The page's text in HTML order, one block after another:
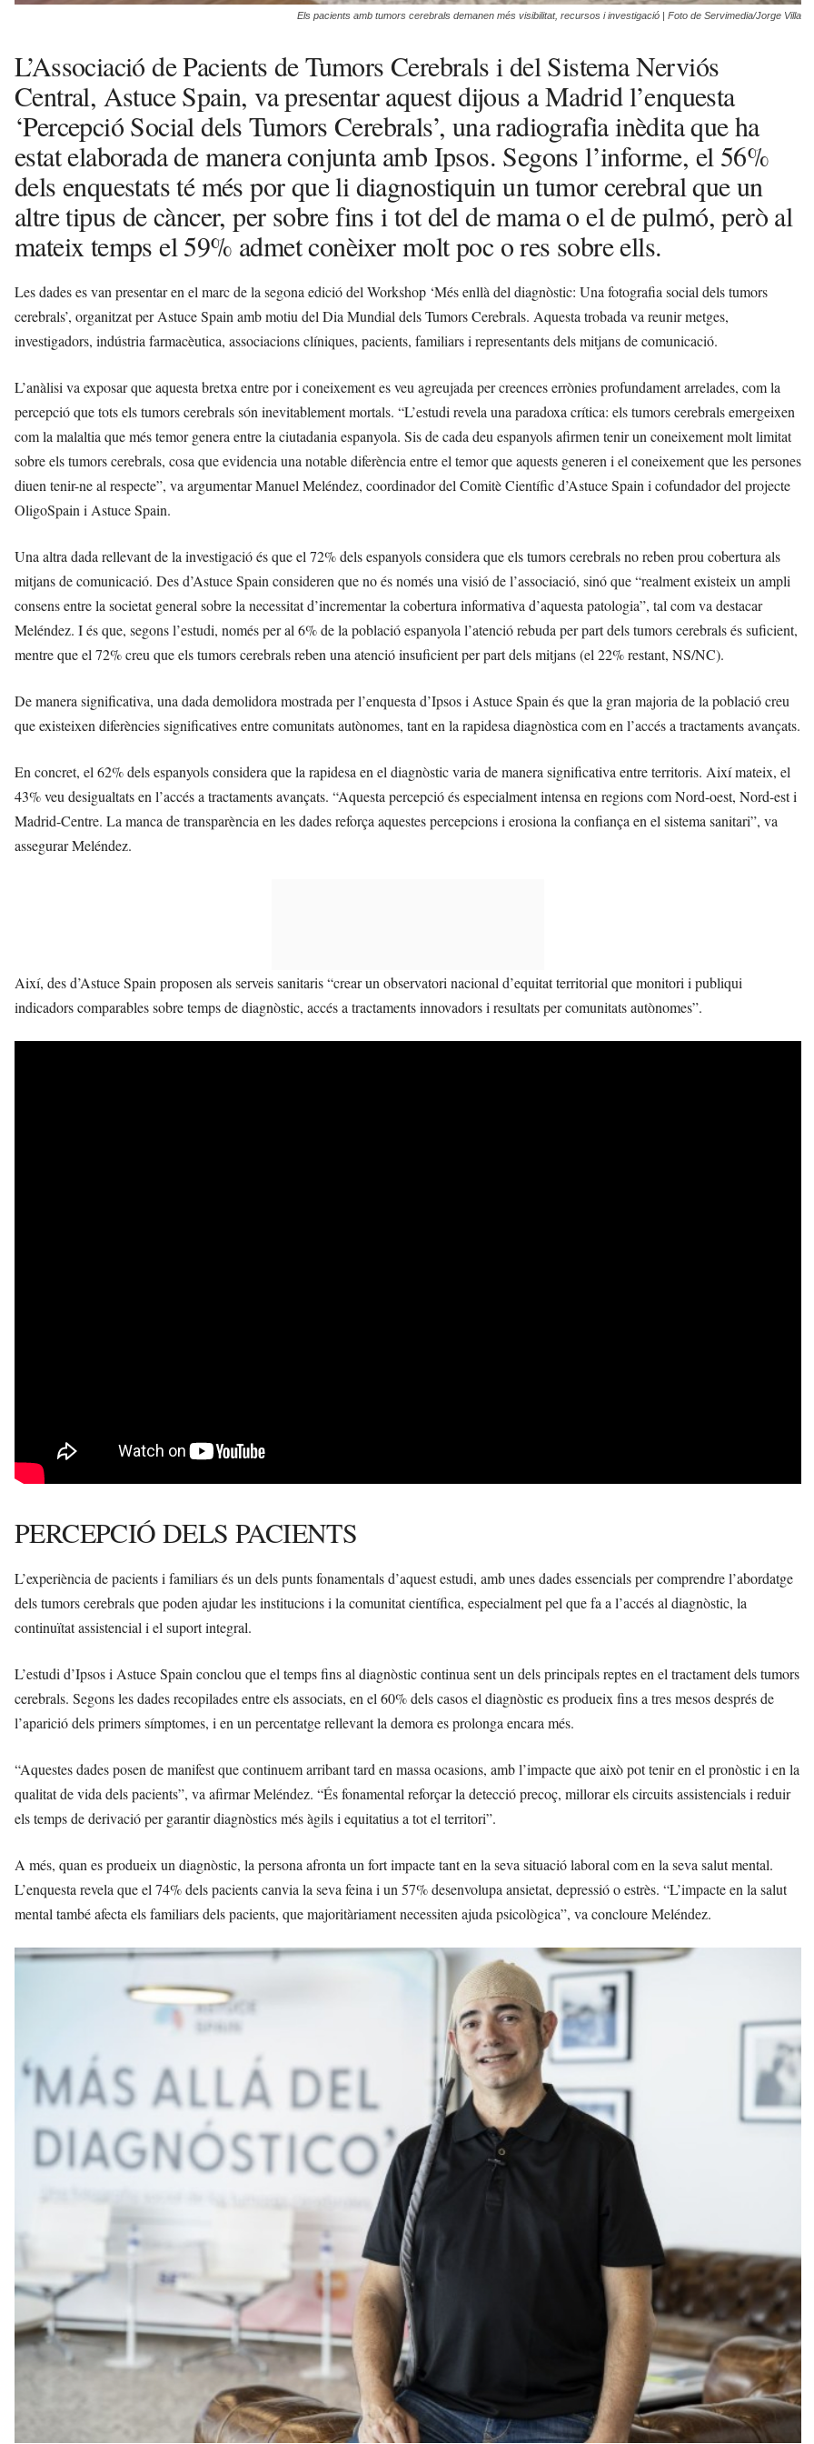
Els pacients amb tumors cerebrals demanen més visibilitat, recursos i investigació | Foto de Servimedia/Jorge Villa
L’Associació de Pacients de Tumors Cerebrals i del Sistema Nerviós
Central, Astuce Spain, va presentar aquest dijous a Madrid l’enquesta
‘Percepció Social dels Tumors Cerebrals’, una radiografia inèdita que ha
estat elaborada de manera conjunta amb Ipsos. Segons l’informe, el 56%
dels enquestats té més por que li diagnostiquin un tumor cerebral que un
altre tipus de càncer, per sobre fins i tot del de mama o el de pulmó, però al
mateix temps el 59% admet conèixer molt poc o res sobre ells.
Les dades es van presentar en el marc de la segona edició del Workshop ‘Més enllà del diagnòstic: Una fotografia social dels tumors
cerebrals’, organitzat per Astuce Spain amb motiu del Dia Mundial dels Tumors Cerebrals. Aquesta trobada va reunir metges,
investigadors, indústria farmacèutica, associacions clíniques, pacients, familiars i representants dels mitjans de comunicació.
L’anàlisi va exposar que aquesta bretxa entre por i coneixement es veu agreujada per creences errònies profundament arrelades, com la
percepció que tots els tumors cerebrals són inevitablement mortals. “L’estudi revela una paradoxa crítica: els tumors cerebrals emergeixen
com la malaltia que més temor genera entre la ciutadania espanyola. Sis de cada deu espanyols afirmen tenir un coneixement molt limitat
sobre els tumors cerebrals, cosa que evidencia una notable diferència entre el temor que aquests generen i el coneixement que les persones
diuen tenir-ne al respecte”, va argumentar Manuel Meléndez, coordinador del Comitè Científic d’Astuce Spain i cofundador del projecte
OligoSpain i Astuce Spain.
Una altra dada rellevant de la investigació és que el 72% dels espanyols considera que els tumors cerebrals no reben prou cobertura als
mitjans de comunicació. Des d’Astuce Spain consideren que no és només una visió de l’associació, sinó que “realment existeix un ampli
consens entre la societat general sobre la necessitat d’incrementar la cobertura informativa d’aquesta patologia”, tal com va destacar
Meléndez. I és que, segons l’estudi, només per al 6% de la població espanyola l’atenció rebuda per part dels tumors cerebrals és suficient,
mentre que el 72% creu que els tumors cerebrals reben una atenció insuficient per part dels mitjans (el 22% restant, NS/NC).
De manera significativa, una dada demolidora mostrada per l’enquesta d’Ipsos i Astuce Spain és que la gran majoria de la població creu
que existeixen diferències significatives entre comunitats autònomes, tant en la rapidesa diagnòstica com en l’accés a tractaments avançats.
En concret, el 62% dels espanyols considera que la rapidesa en el diagnòstic varia de manera significativa entre territoris. Així mateix, el
43% veu desigualtats en l’accés a tractaments avançats. “Aquesta percepció és especialment intensa en regions com Nord-oest, Nord-est i
Madrid-Centre. La manca de transparència en les dades reforça aquestes percepcions i erosiona la confiança en el sistema sanitari”, va
assegurar Meléndez.
Així, des d’Astuce Spain proposen als serveis sanitaris “crear un observatori nacional d’equitat territorial que monitori i publiqui
indicadors comparables sobre temps de diagnòstic, accés a tractaments innovadors i resultats per comunitats autònomes”.
PERCEPCIÓ DELS PACIENTS
L’experiència de pacients i familiars és un dels punts fonamentals d’aquest estudi, amb unes dades essencials per comprendre l’abordatge
dels tumors cerebrals que poden ajudar les institucions i la comunitat científica, especialment pel que fa a l’accés al diagnòstic, la
continuïtat assistencial i el suport integral.
L’estudi d’Ipsos i Astuce Spain conclou que el temps fins al diagnòstic continua sent un dels principals reptes en el tractament dels tumors
cerebrals. Segons les dades recopilades entre els associats, en el 60% dels casos el diagnòstic es produeix fins a tres mesos després de
l’aparició dels primers símptomes, i en un percentatge rellevant la demora es prolonga encara més.
“Aquestes dades posen de manifest que continuem arribant tard en massa ocasions, amb l’impacte que això pot tenir en el pronòstic i en la
qualitat de vida dels pacients”, va afirmar Meléndez. “És fonamental reforçar la detecció precoç, millorar els circuits assistencials i reduir
els temps de derivació per garantir diagnòstics més àgils i equitatius a tot el territori”.
A més, quan es produeix un diagnòstic, la persona afronta un fort impacte tant en la seva situació laboral com en la seva salut mental.
L’enquesta revela que el 74% dels pacients canvia la seva feina i un 57% desenvolupa ansietat, depressió o estrès. “L’impacte en la salut
mental també afecta els familiars dels pacients, que majoritàriament necessiten ajuda psicològica”, va concloure Meléndez.